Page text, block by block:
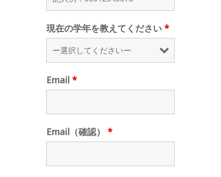
現在の学年を教えてください *
Email *
Email（確認） *